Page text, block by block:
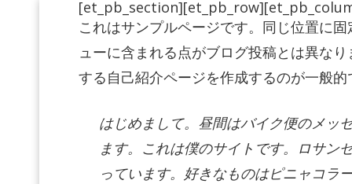
これはサンプルページです。同じ位置に
ューに含まれる点がブログ投稿とは異な
する自己紹介ページを作成するのが一般
はじめまして。昼間はバイク便のメッ
ます。これは僕のサイトです。ロサン
っています。好きなものはピニャコラ